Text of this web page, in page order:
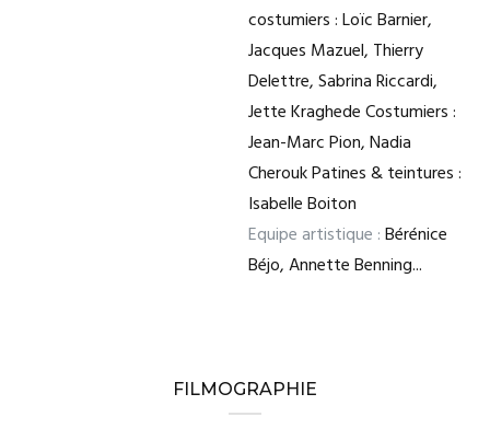
costumiers : Loïc Barnier,
Jacques Mazuel, Thierry
Delettre, Sabrina Riccardi,
Jette Kraghede Costumiers :
Jean-Marc Pion, Nadia
Cherouk Patines & teintures :
Isabelle Boiton
Equipe artistique :Bérénice
Béjo, Annette Benning...
FILMOGRAPHIE